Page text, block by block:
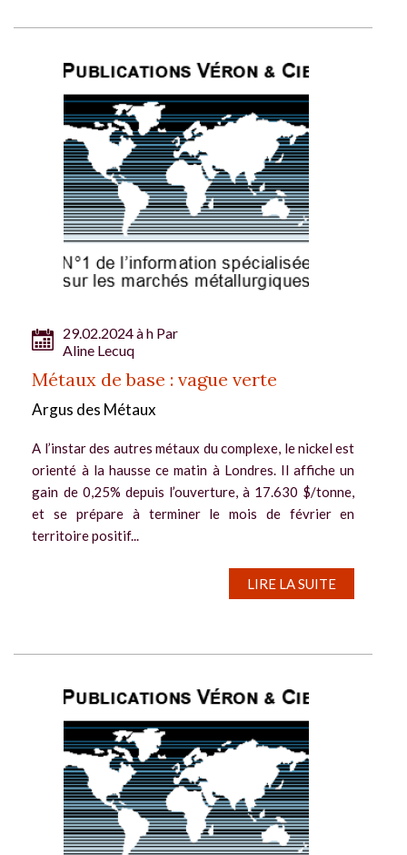
29.02.2024 à h Par
Aline Lecuq
Métaux de base : vague verte
Argus des Métaux
A l’instar des autres métaux du complexe, le nickel est
orienté à la hausse ce matin à Londres. Il affiche un
gain de 0,25% depuis l’ouverture, à 17.630 $/tonne,
et se prépare à terminer le mois de février en
territoire positif...